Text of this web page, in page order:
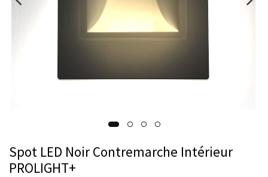
Spot LED Noir Contremarche Intérieur
PROLIGHT+